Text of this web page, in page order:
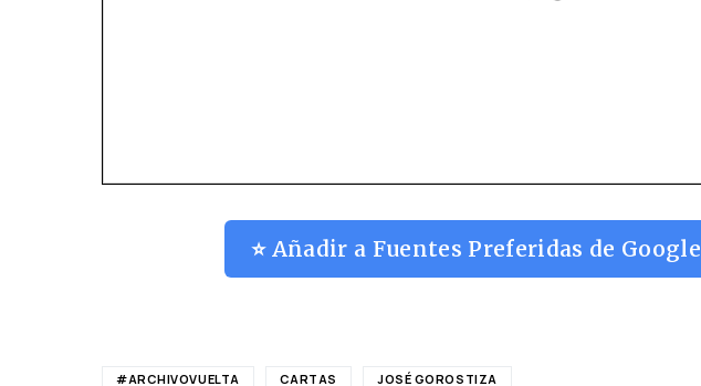
⭐ Añadir a Fuentes Preferidas de Google
#ARCHIVOVUELTA CARTAS JOSÉ GOROSTIZA